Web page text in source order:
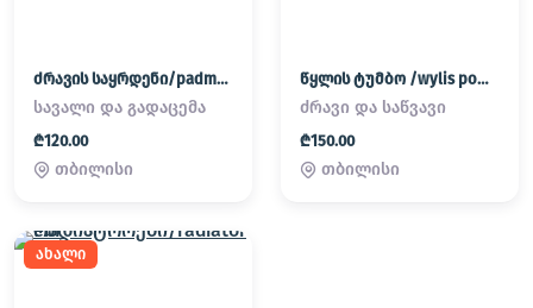
ძრავის საყრდენი/padmatornebi
სავალი და გადაცემა
₾120.00
თბილისი
წყლის ტუმბო /wylis pompa
ძრავი და საწვავი
₾150.00
თბილისი
ახალი